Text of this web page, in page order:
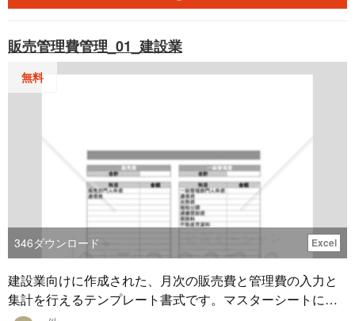
を進めるための一助としてご活用ください。 無料でダウン
販売管理費管理_01_建設業
無料
346ダウンロード Excel
建設業向けに作成された、月次の販売費と管理費の入力と
集計を行えるテンプレート書式です。マスターシートにて